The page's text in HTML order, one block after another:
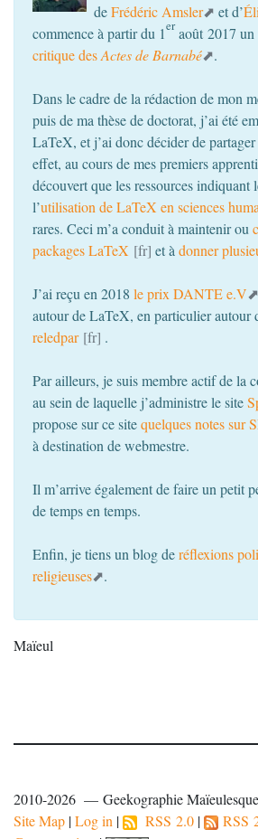
deFrédéric Amsler et d’
commence à partir du 1er août 2017 un
critique desActes de Barnabé .
Dans le cadre de la rédaction de mon
puis de ma thèse de doctorat, j’ai été
LaTeX, et j’ai donc décider de
effet, au cours de mes premiers
découvert que les ressources indiquant
l’utilisation de LaTeX en sciences
rares. Ceci m’a conduit à maintenir ou
packages LaTeX
et à donner
J’ai reçu en 2018 le prix DANTEe.V
autour de LaTeX, en particulier autour
reledpar
.
Par ailleurs, je suis membre actif de la
au sein de laquelle j’administre le site
propose sur ce sitequelques notes sur
à destination de webmestre.
Il m’arrive également de faire un petit
de temps en temps.
Enfin, je tiens un blog deréflexions
religieuses
.
Maïeul
2010-2026 — Geekographie Maïeulesque
Site Map |Log in | RSS 2.0 |
RSS